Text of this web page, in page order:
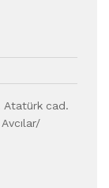
Atatürk cad.